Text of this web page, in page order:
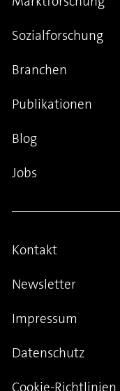
Sozialforschung
Branchen
Publikationen
Blog
Jobs
Kontakt
Newsletter
Impressum
Datenschutz
Cookie-Richtlinien